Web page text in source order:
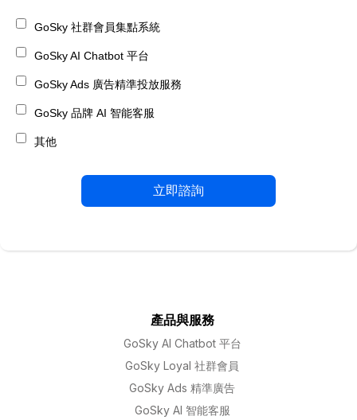
GoSky 社群會員集點系統
GoSky AI Chatbot 平台
GoSky Ads 廣告精準投放服務
GoSky 品牌 AI 智能客服
其他
產品與服務
GoSky AI Chatbot 平台
GoSky Loyal 社群會員
GoSky Ads 精準廣告
GoSky AI 智能客服